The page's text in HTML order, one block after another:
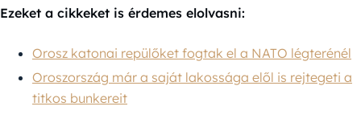
Ezeket a cikkeket is érdemes elolvasni:
Orosz katonai repülőket fogtak el a NATO légterénél
Oroszország már a saját lakossága elől is rejtegeti a
titkos bunkereit